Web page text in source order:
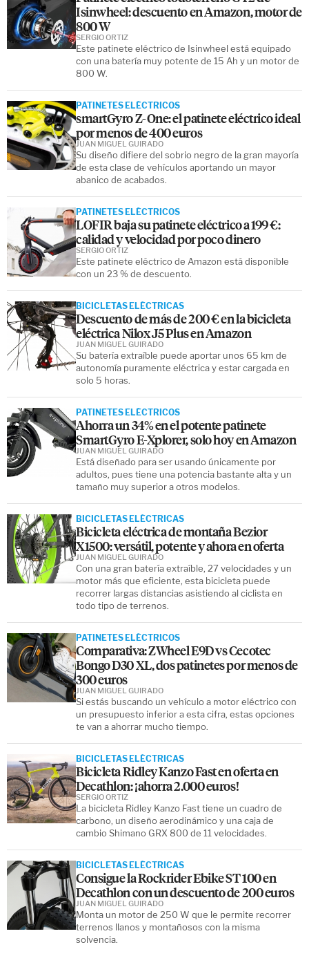
Isinwheel: descuento en Amazon, motor de
800 W
Este patinete eléctrico de Isinwheel está equipado
con una batería muy potente de 15 Ah y un motor de
800 W.
SERGIO ORTIZ
PATINETES ELÉCTRICOS
smartGyro Z-One: el patinete eléctrico ideal
por menos de 400 euros
Su diseño difiere del sobrio negro de la gran mayoría
de esta clase de vehículos aportando un mayor
abanico de acabados.
JUAN MIGUEL GUIRADO
PATINETES ELÉCTRICOS
LOFIR baja su patinete eléctrico a 199 €:
calidad y velocidad por poco dinero
Este patinete eléctrico de Amazon está disponible
con un 23 % de descuento.
SERGIO ORTIZ
BICICLETAS ELÉCTRICAS
Descuento de más de 200 € en la bicicleta
eléctrica Nilox J5 Plus en Amazon
Su batería extraíble puede aportar unos 65 km de
autonomía puramente eléctrica y estar cargada en
solo 5 horas.
JUAN MIGUEL GUIRADO
PATINETES ELÉCTRICOS
Ahorra un 34% en el potente patinete
SmartGyro E-Xplorer, solo hoy en Amazon
Está diseñado para ser usando únicamente por
adultos, pues tiene una potencia bastante alta y un
tamaño muy superior a otros modelos.
JUAN MIGUEL GUIRADO
BICICLETAS ELÉCTRICAS
Bicicleta eléctrica de montaña Bezior
X1500: versátil, potente y ahora en oferta
Con una gran batería extraíble, 27 velocidades y un
motor más que eficiente, esta bicicleta puede
recorrer largas distancias asistiendo al ciclista en
todo tipo de terrenos.
JUAN MIGUEL GUIRADO
PATINETES ELÉCTRICOS
Comparativa: ZWheel E9D vs Cecotec
Bongo D30 XL, dos patinetes por menos de
300 euros
Si estás buscando un vehículo a motor eléctrico con
un presupuesto inferior a esta cifra, estas opciones
te van a ahorrar mucho tiempo.
JUAN MIGUEL GUIRADO
BICICLETAS ELÉCTRICAS
Bicicleta Ridley Kanzo Fast en oferta en
Decathlon: ¡ahorra 2.000 euros!
La bicicleta Ridley Kanzo Fast tiene un cuadro de
carbono, un diseño aerodinámico y una caja de
cambio Shimano GRX 800 de 11 velocidades.
SERGIO ORTIZ
BICICLETAS ELÉCTRICAS
Consigue la Rockrider Ebike ST 100 en
Decathlon con un descuento de 200 euros
Monta un motor de 250 W que le permite recorrer
terrenos llanos y montañosos con la misma
solvencia.
JUAN MIGUEL GUIRADO